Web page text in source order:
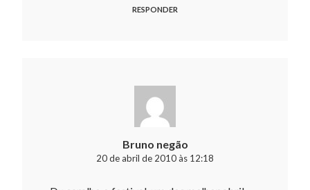
RESPONDER
Bruno negão
20 de abril de 2010 às 12:18